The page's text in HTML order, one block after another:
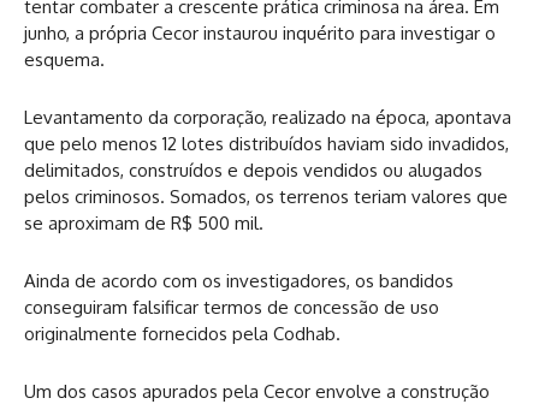
tentar combater a crescente prática criminosa na área. Em
junho, a própria Cecor instaurou inquérito para investigar o
esquema.
Levantamento da corporação, realizado na época, apontava
que pelo menos 12 lotes distribuídos haviam sido invadidos,
delimitados, construídos e depois vendidos ou alugados
pelos criminosos. Somados, os terrenos teriam valores que
se aproximam de R$ 500 mil.
Ainda de acordo com os investigadores, os bandidos
conseguiram falsificar termos de concessão de uso
originalmente fornecidos pela Codhab.
Um dos casos apurados pela Cecor envolve a construção